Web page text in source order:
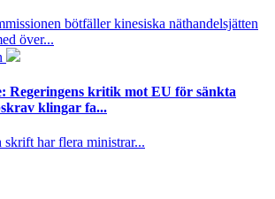
bötfäller kinesiska näthandelsjätten
över...
Regeringens kritik mot EU för sänkta
klingar fa...
skrift har flera ministrar...